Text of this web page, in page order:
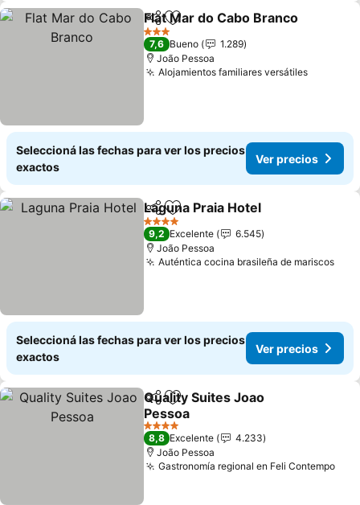
CompartirAñadir a favoritos
Flat Mar do Cabo Branco
3 Estrellas
7,6 Bueno
1.289
João Pessoa
Alojamientos familiares versátilesVer
Seleccioná las fechas para ver los precios
exactos
Ver precios
CompartirAñadir a favoritos
Laguna Praia Hotel
4 Estrellas
9,2 Excelente
6.545
João Pessoa
Auténtica cocina brasileña de mariscosVer
Seleccioná las fechas para ver los precios
exactos
Ver precios
CompartirAñadir a favoritos
Quality Suites Joao
Pessoa
Ver precios
4 Estrellas
8,8 Excelente
4.233
João Pessoa
Gastronomía regional en Feli ContempoVer